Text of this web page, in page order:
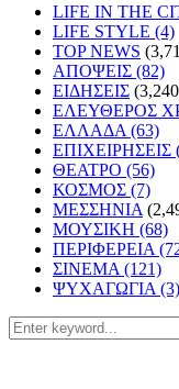
LIFE IN THE
LIFE STYLE (4)
TOP NEWS
ΑΠΟΨΕΙΣ (82)
ΕΙΔΗΣΕΙΣ
ΕΛΕΥΘΕΡΟΣ
ΕΛΛΑΔΑ (63)
ΕΠΙΧΕΙΡΗΣΕΙΣ
ΘΕΑΤΡΟ (56)
ΚΟΣΜΟΣ (7)
ΜΕΣΣΗΝΙΑ
ΜΟΥΣΙΚΗ (68)
ΠΕΡΙΦΕΡΕΙΑ
ΣΙΝΕΜΑ (121)
ΨΥΧΑΓΩΓΙΑ (3)
Search
for: